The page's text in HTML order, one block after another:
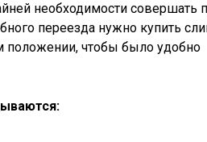
необходимости совершать
переезда нужно купить
положении, чтобы было удобно